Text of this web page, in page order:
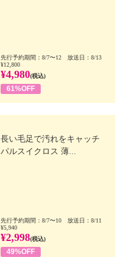
先行予約期間：8/7〜12 放送日：8/13
¥12,800
¥4,980(税込)
61%OFF
長い毛足で汚れをキャッチ
パルスイクロス 薄...
先行予約期間：8/7〜10 放送日：8/11
¥5,940
¥2,998(税込)
49%OFF